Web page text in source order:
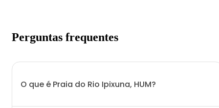
Perguntas frequentes
O que é Praia do Rio Ipixuna, HUM?